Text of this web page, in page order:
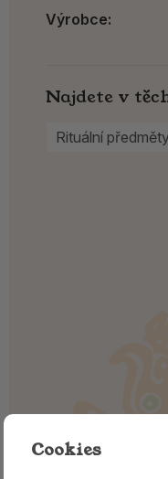
Výrobce:
Najdete v
Rituální předměty
Cookies